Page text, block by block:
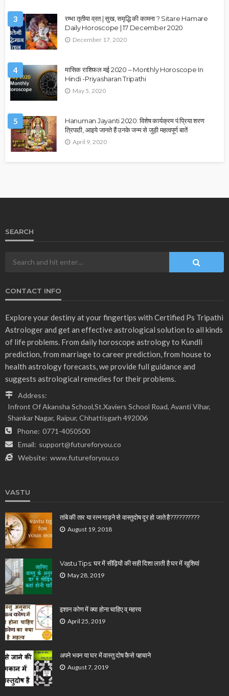
3
रम्भा तृतीया व्रत | सुख, समृद्धि की कामना ? Sitare Hamare
Daily Horoscope | 17 December 2020
December 17, 2020
4
मासिक राशिफल मई 2020 – Monthly Horoscope In
Hindi -Priyasharan Tripathi
May 5, 2020
5
Hanuman Jayanti 2020: विशेष कार्यक्रम पं.प्रिया शरण
त्रिपाठी, आइये जानते हैं उनके जन्म से जुड़ी महत्वपूर्ण बातें
April 9, 2020
SEARCH
CONTACT INFO
Explore your destiny at your fingertips with Certified Ps Tripathi
Astrologer and get an effective astrological solution to all kinds
of life problems. From daily horoscope astrology to Kundli
prediction, from marriage to career prediction, from house to
health astrology forecasts, we provide full guidance and
suggests astrological remedies for their problems.
Address:
Infront Of Akansha School,St.Xaviers School Road, Avanti Vihar,
Shankar Nagar, Raipur, Chhattisgarh 492006
Phone: 0771-4050500
Email: support@futureforyou.co
Website: www.futureforyou.co
VASTU
तांबे की तार या रत्न गाड़ने से वास्तुदोष दूर हो जाते है??????????
August 19, 2018
Vastu Tips: घर में सीढ़ियों की सही दिशा लाती है घर में खुशियां
May 28, 2019
इशान कोण में क्या होना चाहिए व् महत्त्व
April 25, 2019
अपने भवन या घर में वास्तु दोष कैसे पहचाने
August 7, 2019